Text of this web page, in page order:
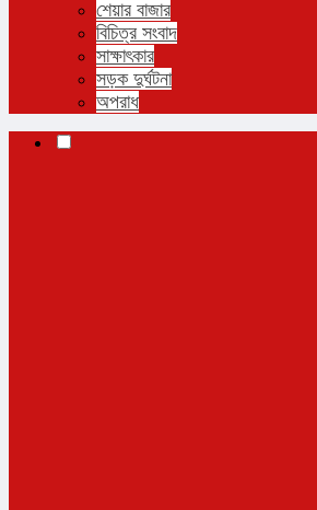
শেয়ার বাজার
বিচিত্র সংবাদ
সাক্ষাৎকার
সড়ক দুর্ঘটনা
অপরাধ